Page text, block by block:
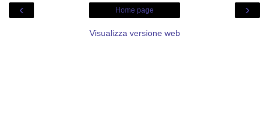
‹ ›
Home page
Visualizza versione web